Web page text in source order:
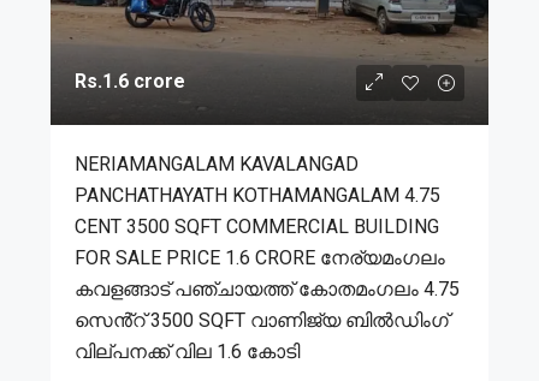
Rs.1.6 crore
NERIAMANGALAM KAVALANGAD
PANCHATHAYATH KOTHAMANGALAM 4.75
CENT 3500 SQFT COMMERCIAL BUILDING
FOR SALE PRICE 1.6 CRORE നേര്യമംഗലം
കവളങ്ങാട് പഞ്ചായത്ത് കോതമംഗലം 4.75
സെൻ്റ് 3500 SQFT വാണിജ്യ ബിൽഡിംഗ്
വില്പനക്ക് വില 1.6 കോടി